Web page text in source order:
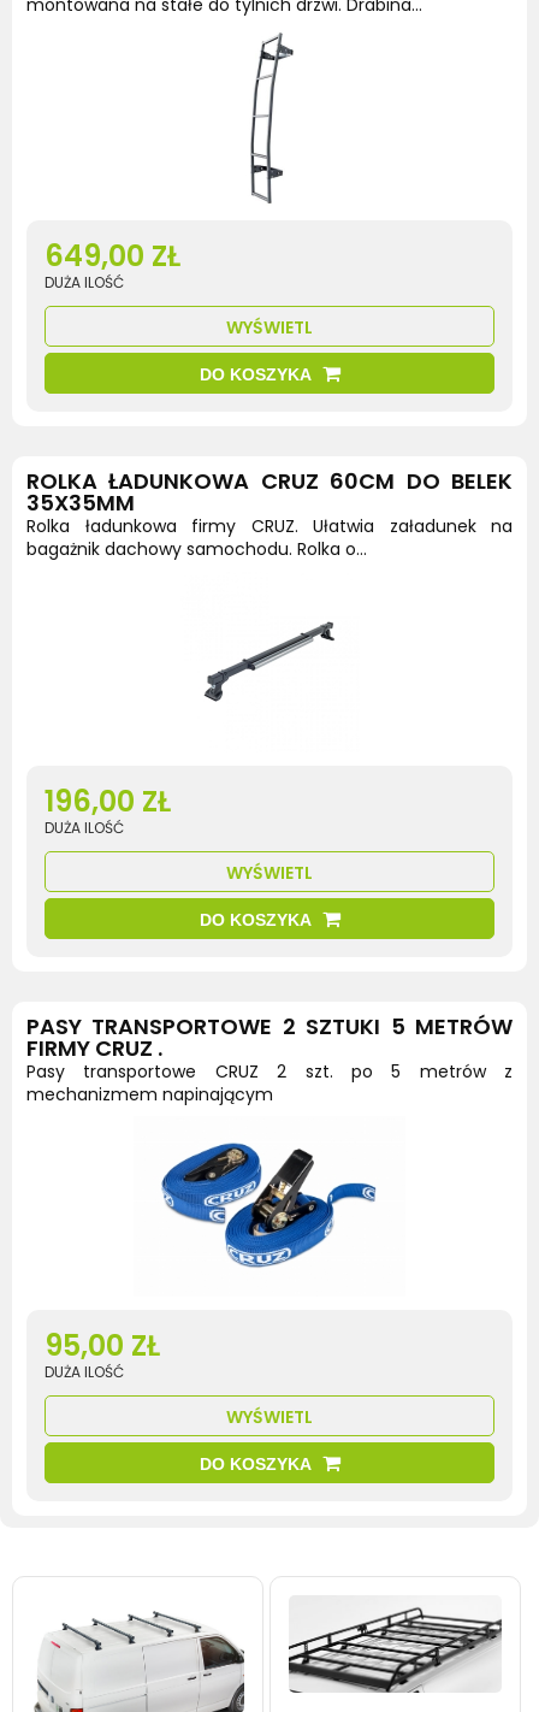
649,00 ZŁ
DUŻA ILOŚĆ
WYŚWIETL
DO KOSZYKA
ROLKA ŁADUNKOWA CRUZ 60CM DO BELEK
35X35MM
Rolka ładunkowa firmy CRUZ. Ułatwia załadunek na
bagażnik dachowy samochodu. Rolka o...
196,00 ZŁ
DUŻA ILOŚĆ
WYŚWIETL
DO KOSZYKA
PASY TRANSPORTOWE 2 SZTUKI 5 METRÓW
FIRMY CRUZ .
Pasy transportowe CRUZ 2 szt. po 5 metrów z
mechanizmem napinającym
95,00 ZŁ
DUŻA ILOŚĆ
WYŚWIETL
DO KOSZYKA